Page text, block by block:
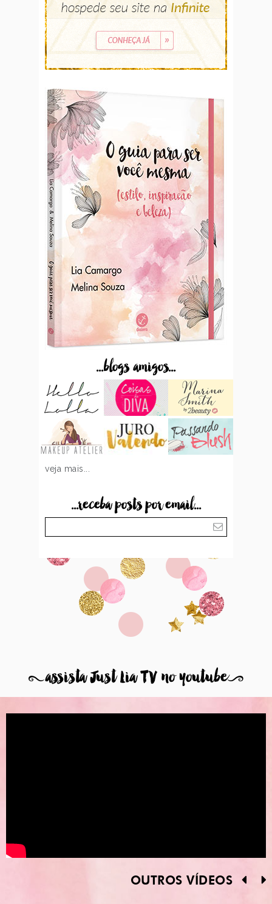
...blogs amigos...
veja mais...
...receba posts por email...
8assista Just Lia TV no youtube9
OUTROS VÍDEOS